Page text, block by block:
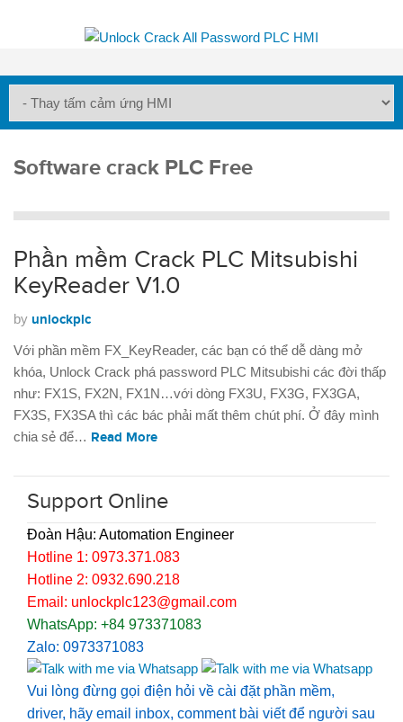
Software crack PLC Free
Phần mềm Crack PLC Mitsubishi
KeyReader V1.0
by unlockplc
Với phần mềm FX_KeyReader, các bạn có thể dễ dàng mở
khóa, Unlock Crack phá password PLC Mitsubishi các đời thấp
như: FX1S, FX2N, FX1N…với dòng FX3U, FX3G, FX3GA,
FX3S, FX3SA thì các bác phải mất thêm chút phí. Ở đây mình
chia sẻ để… Read More
Support Online
Đoàn Hậu: Automation Engineer
Hotline 1: 0973.371.083
Hotline 2: 0932.690.218
Email: unlockplc123@gmail.com
WhatsApp: +84 973371083
Zalo: 0973371083
Vui lòng đừng gọi điện hỏi về cài đặt phần mềm,
driver, hãy email inbox, comment bài viết để người sau